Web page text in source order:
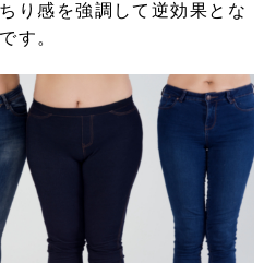
り感を強調して逆効果とな
す。